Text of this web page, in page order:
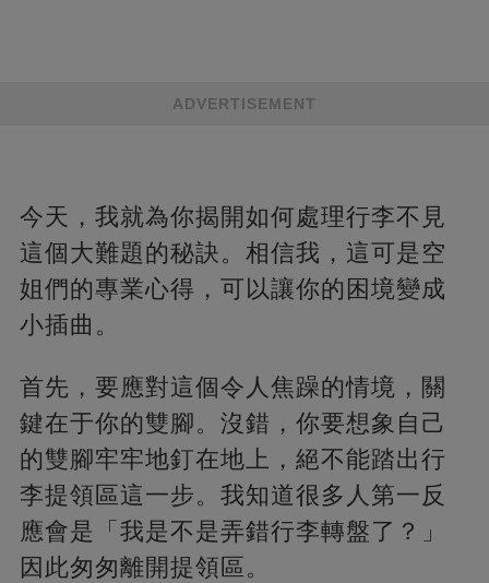
ADVERTISEMENT
今天，我就為你揭開如何處理行李不見
這個大難題的秘訣。相信我，這可是空
姐們的專業心得，可以讓你的困境變成
小插曲。
首先，要應對這個令人焦躁的情境，關
鍵在于你的雙腳。沒錯，你要想象自己
的雙腳牢牢地釘在地上，絕不能踏出行
李提領區這一步。我知道很多人第一反
應會是「我是不是弄錯行李轉盤了？」
因此匆匆離開提領區。